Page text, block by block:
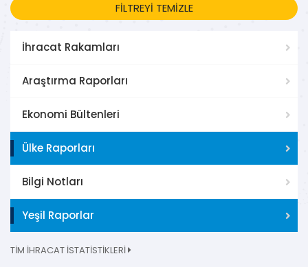
FİLTREYİ TEMİZLE
İhracat Rakamları
Araştırma Raporları
Ekonomi Bültenleri
Ülke Raporları
Bilgi Notları
Yeşil Raporlar
TİM İHRACAT İSTATİSTİKLERİ